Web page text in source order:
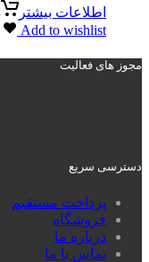
اطلاعات بیشتر
Add to wishlist
مجوز های فعالیت
دسترسی سریع
پرداخت مستقیم
فروشگاه
درباره ما
تماس با ما